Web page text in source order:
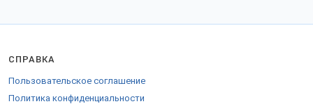
СПРАВКА
Пользовательское соглашение
Политика конфиденциальности